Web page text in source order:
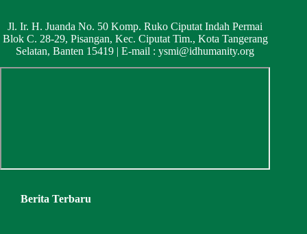
Jl. Ir. H. Juanda No. 50 Komp. Ruko Ciputat Indah Permai
Blok C. 28-29, Pisangan, Kec. Ciputat Tim., Kota Tangerang
Selatan, Banten 15419 | E-mail :ysmi@idhumanity.org
Berita Terbaru